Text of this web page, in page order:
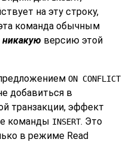
на эту строку,
команда обычным
никакую версию этой
ON CONFLICT
добавиться в
транзакции, эффект
команды INSERT. Это
в режиме Read